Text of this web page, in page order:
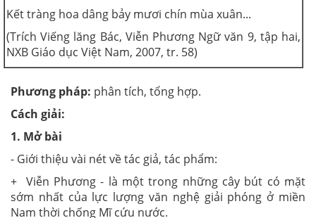
Kết tràng hoa dâng bảy mươi chín mùa xuân...
(Trích Viếng lăng Bác, Viễn Phương Ngữ văn 9, tập hai,
NXB Giáo dục Việt Nam, 2007, tr. 58)
Phương pháp: phân tích, tổng hợp.
Cách giải:
1. Mở bài
- Giới thiệu vài nét về tác giả, tác phẩm:
+ Viễn Phương - là một trong những cây bút có mặt
sớm nhất của lực lượng văn nghệ giải phóng ở miền
Nam thời chống Mĩ cứu nước.